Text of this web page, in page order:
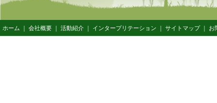
ホーム 会社概要 活動紹介 インタープリテーション サイトマップ｜ お